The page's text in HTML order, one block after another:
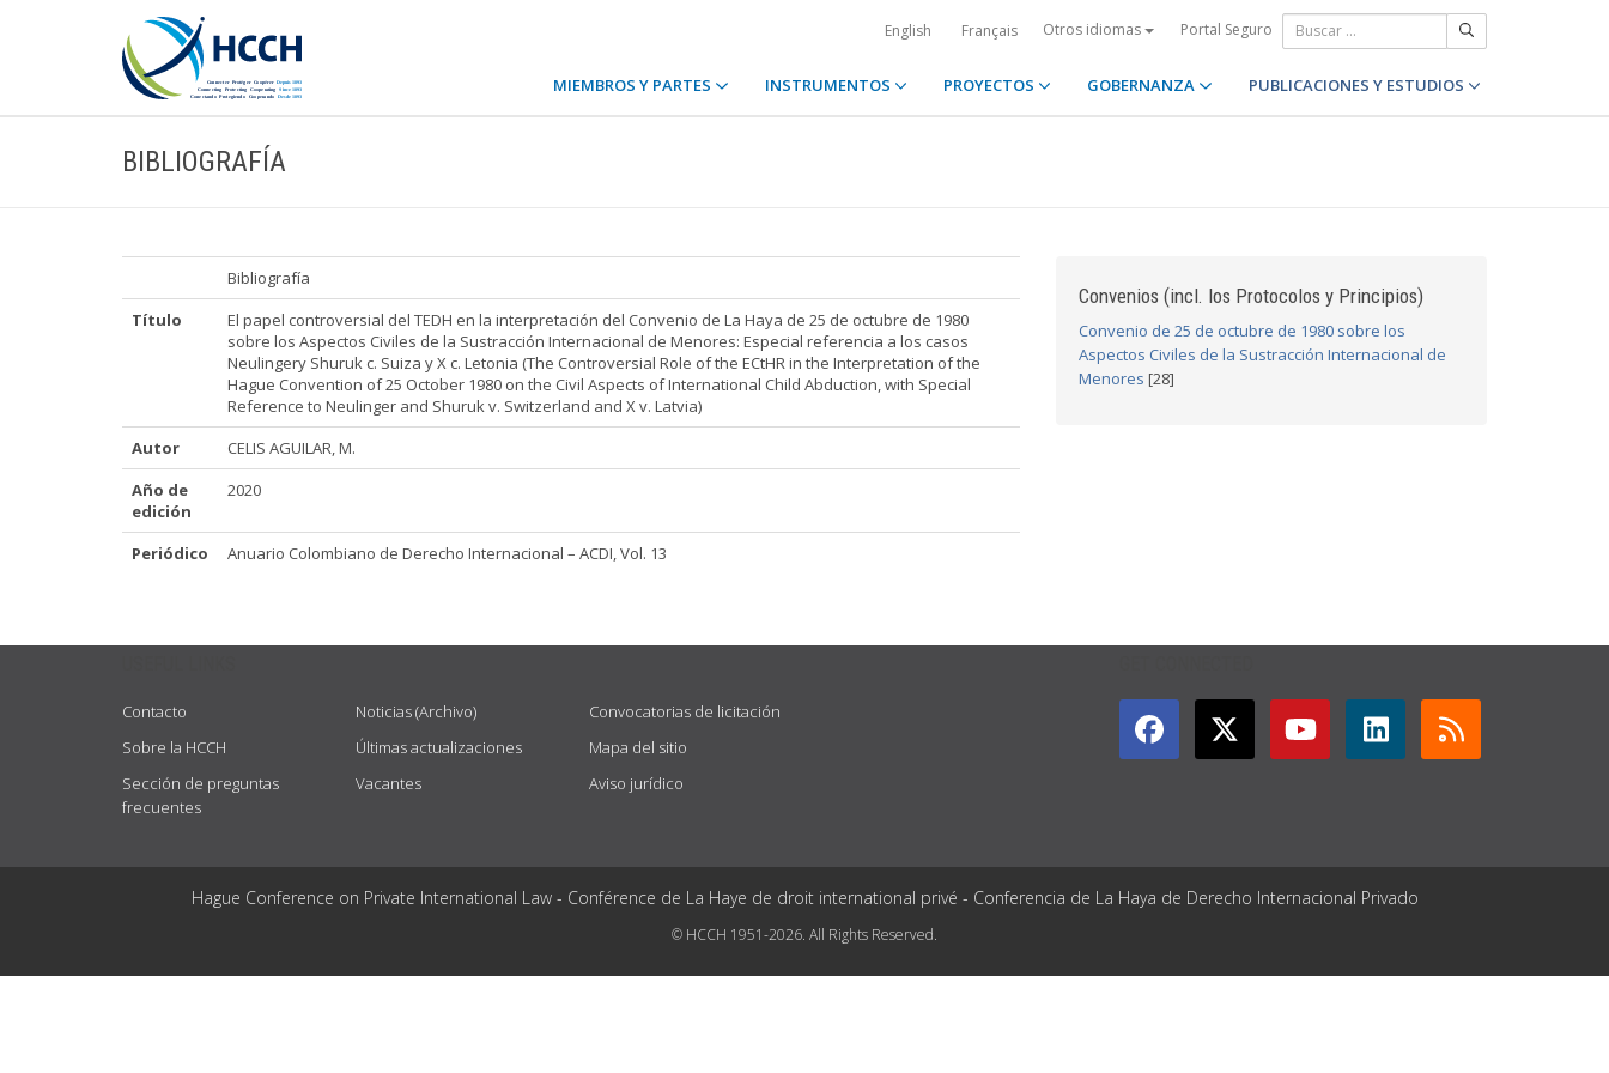
English Français Otros idiomas Portal Seguro
MIEMBROS Y PARTES INSTRUMENTOS PROYECTOS GOBERNANZA PUBLICACIONES Y ESTUDIOS
BIBLIOGRAFÍA
Bibliografía
Título
El papel controversial del TEDH en la interpretación del Convenio de La Haya de 25 de octubre de 1980
sobre los Aspectos Civiles de la Sustracción Internacional de Menores: Especial referencia a los casos
Neulingery Shuruk c. Suiza y X c. Letonia (The Controversial Role of the ECtHR in the Interpretation of the
Hague Convention of 25 October 1980 on the Civil Aspects of International Child Abduction, with Special
Reference to Neulinger and Shuruk v. Switzerland and X v. Latvia)
Autor
CELIS AGUILAR, M.
Año de
edición
2020
Periódico Anuario Colombiano de Derecho Internacional – ACDI, Vol. 13
Convenios (incl. los Protocolos y Principios)
Convenio de 25 de octubre de 1980 sobre los
Aspectos Civiles de la Sustracción Internacional de
Menores [28]
Contacto
Sobre la HCCH
Sección de preguntas
frecuentes
Noticias (Archivo)
Últimas actualizaciones
Vacantes
Convocatorias de licitación
Mapa del sitio
Aviso jurídico
Hague Conference on Private International Law - Conférence de La Haye de droit international privé - Conferencia de La Haya de Derecho Internacional Privado
© HCCH 1951-2026. All Rights Reserved.